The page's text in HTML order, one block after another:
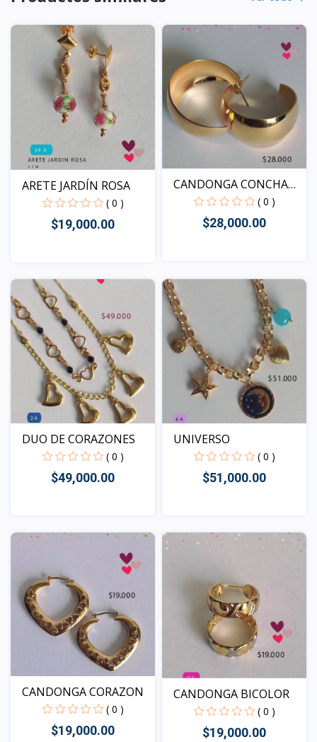
ARETE JARDÍN ROSA
( 0 )
$19,000.00
Vista
CANDONGA CONCHA
LISA
( 0 )
$28,000.00
Vista
DUO DE CORAZONES
( 0 )
$49,000.00
Vista
UNIVERSO
( 0 )
$51,000.00
Vista
CANDONGA CORAZON
( 0 )
$19,000.00
CANDONGA BICOLOR
( 0 )
$19,000.00